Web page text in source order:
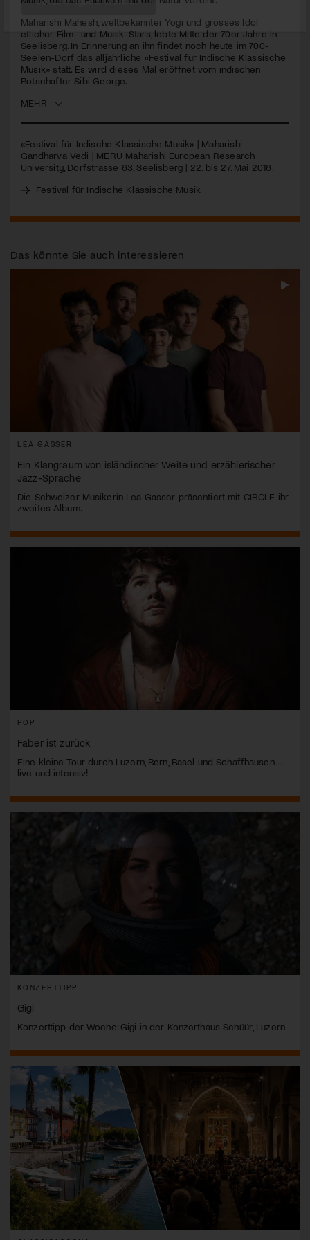
Maharishi Mahesh, weltbekannter Yogi und grosses Idol
etlicher Film- und Musik-Stars, lebte Mitte der 70er Jahre in
Seelisberg. In Erinnerung an ihn findet noch heute im 700-
Seelen-Dorf das alljährliche «Festival für Indische Klassische
Musik» statt. Es wird dieses Mal eröffnet vom indischen
Botschafter Sibi George.
MEHR
«Festival für Indische Klassische Musik» | Maharishi
Gandharva Vedi | MERU Maharishi European Research
University, Dorfstrasse 63, Seelisberg | 22. bis 27. Mai 2018.
Festival für Indische Klassische Musik
Das könnte Sie auch interessieren
LEA GASSER
Ein Klangraum von isländischer Weite und erzählerischer
Jazz-Sprache
Die Schweizer Musikerin Lea Gasser präsentiert mit CIRCLE ihr
zweites Album.
POP
Faber ist zurück
Eine kleine Tour durch Luzern, Bern, Basel und Schaffhausen –
live und intensiv!
KONZERTTIPP
Gigi
Konzerttipp der Woche: Gigi in der Konzerthaus Schüür, Luzern
Jetzt Mitglied werden